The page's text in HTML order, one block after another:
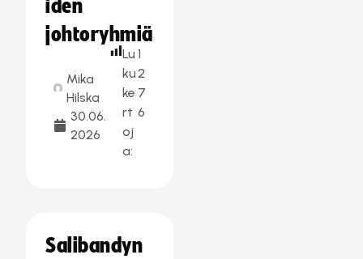
iden
johtoryhmiä
Mika
Hilska
30.06.
2026
Lu
ku
ke
rt
oj
a:
1
2
7
6
Salibandyn